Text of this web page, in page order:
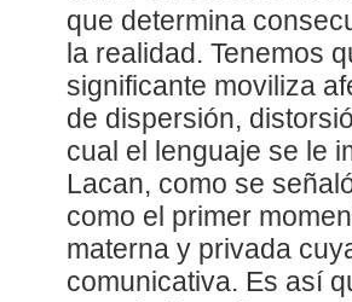
que determina
la realidad. Tenemos
significante moviliza
de dispersión,
cual el lenguaje se le
Lacan, como se
como el primer
materna y privada
comunicativa. Es así